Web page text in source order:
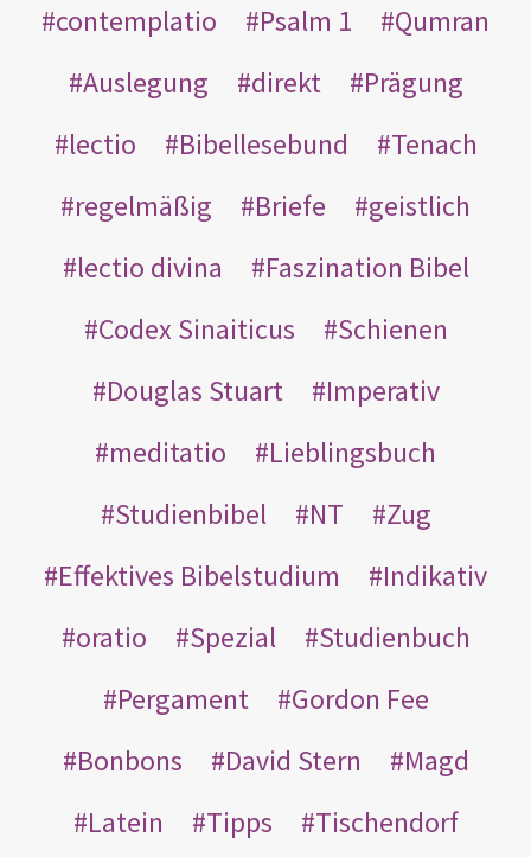
contemplatio
Psalm 1
Qumran
Auslegung
direkt
Prägung
lectio
Bibellesebund
Tenach
regelmäßig
Briefe
geistlich
lectio divina
Faszination Bibel
Codex Sinaiticus
Schienen
Douglas Stuart
Imperativ
meditatio
Lieblingsbuch
Studienbibel
NT
Zug
Effektives Bibelstudium
Indikativ
oratio
Spezial
Studienbuch
Pergament
Gordon Fee
Bonbons
David Stern
Magd
Latein
Tipps
Tischendorf